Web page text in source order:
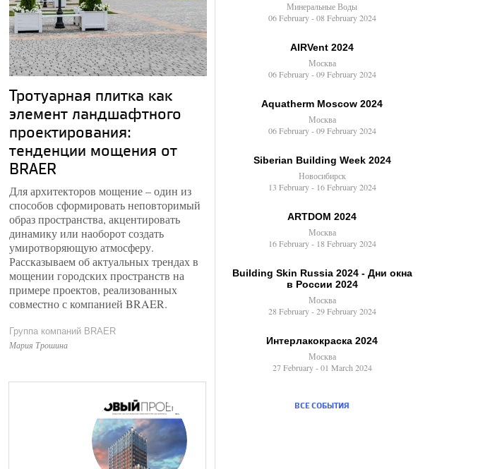
Тротуарная плитка как
элемент ландшафтного
проектирования:
тенденции мощения от
BRAER
Для архитекторов мощение – один из
способов сформировать неповторимый
образ пространства, акцентировать
динамику или наоборот создать
умиротворяющую атмосферу.
Рассказываем об актуальных трендах в
мощении городских пространств на
примере проектов, реализованных
совместно с компанией BRAER.
Группа компаний BRAER
Мария Трошина
Минеральные Воды
06 February - 08 February 2024
AIRVent 2024
Москва
06 February - 09 February 2024
Aquatherm Moscow 2024
Москва
06 February - 09 February 2024
Siberian Building Week 2024
Новосибирск
13 February - 16 February 2024
ARTDOM 2024
Москва
16 February - 18 February 2024
Building Skin Russia 2024 - Дни окна
в России 2024
Москва
28 February - 29 February 2024
Интерлакокраска 2024
Москва
27 February - 01 March 2024
ВСЕ СОБЫТИЯ